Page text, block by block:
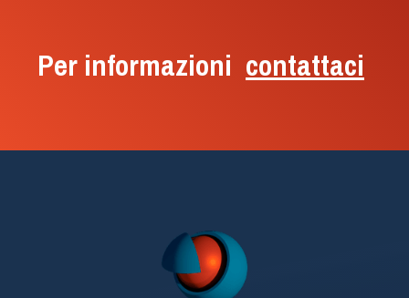
Per informazioni contattaci